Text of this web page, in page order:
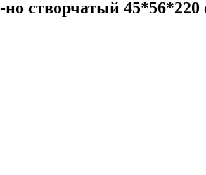
створчатый 45*56*220